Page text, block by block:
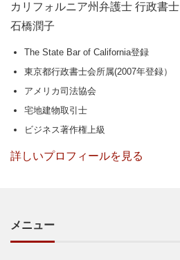
カリフォルニア州弁護士 行政書士
石橋潤子
The State Bar of California登録
東京都行政書士会所属(2007年登録）
アメリカ司法協会
宅地建物取引士
ビジネス著作権上級
詳しいプロフィールを見る
メニュー